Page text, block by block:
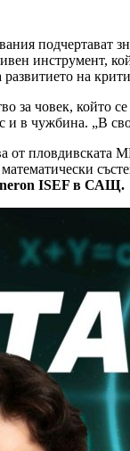
подчертават
инструмент,
на
за човек, който
и в чужбина. „В
от
ISEF в САЩ.